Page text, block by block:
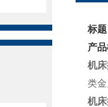
标
产
机
类
机